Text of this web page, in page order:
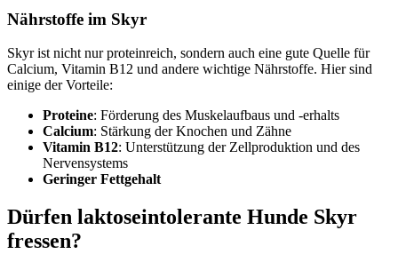
Nährstoffe im Skyr
Skyr ist nicht nur proteinreich, sondern auch eine gute Quelle für
Calcium, Vitamin B12 und andere wichtige Nährstoffe. Hier sind
einige der Vorteile:
Proteine: Förderung des Muskelaufbaus und -erhalts
Calcium: Stärkung der Knochen und Zähne
Vitamin B12: Unterstützung der Zellproduktion und des
Nervensystems
Geringer Fettgehalt
Dürfen laktoseintolerante Hunde Skyr
fressen?